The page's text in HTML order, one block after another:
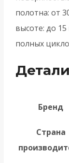
полотна: от
высоте: до
полных
Детали
Бренд
Страна